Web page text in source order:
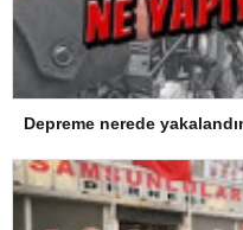
Depreme nerede